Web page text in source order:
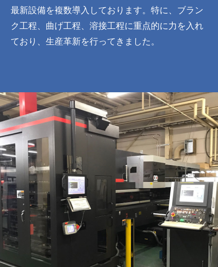
最新設備を複数導入しております。特に、ブラン
ク工程、曲げ工程、溶接工程に重点的に力を入れ
ており、生産革新を行ってきました。